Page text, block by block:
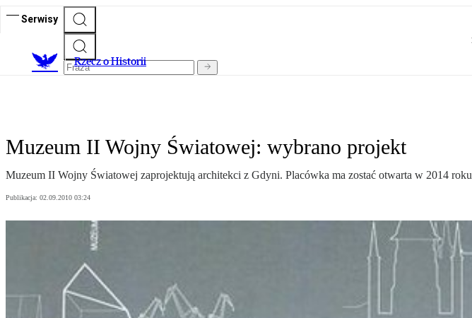
Serwisy
Rzecz o Historii
Muzeum II Wojny Światowej: wybrano projekt
Muzeum II Wojny Światowej zaprojektują architekci z Gdyni. Placówka ma zostać otwarta w 2014 roku
Publikacja: 02.09.2010 03:24